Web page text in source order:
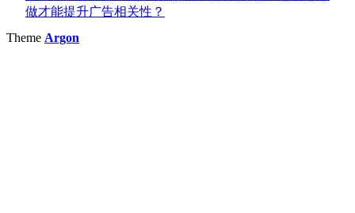
做才能提升广告相关性？
Theme Argon